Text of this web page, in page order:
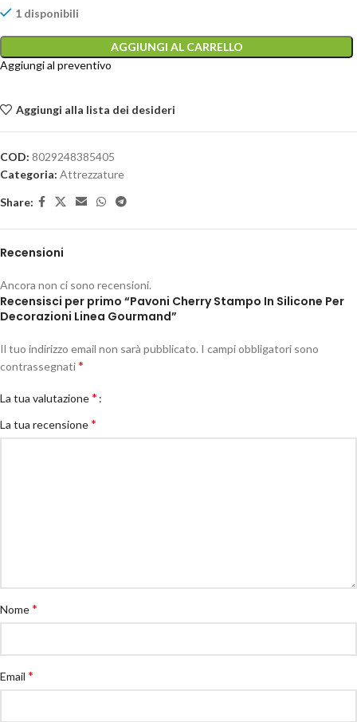
1 disponibili
AGGIUNGI AL CARRELLO
Aggiungi al preventivo
Aggiungi alla lista dei desideri
COD: 8029248385405
Categoria: Attrezzature
Share:
Recensioni
Ancora non ci sono recensioni.
Recensisci per primo “Pavoni Cherry Stampo In Silicone Per
Decorazioni Linea Gourmand”
Il tuo indirizzo email non sarà pubblicato. I campi obbligatori sono
contrassegnati*
La tua valutazione*
La tua recensione*
Nome*
Email *